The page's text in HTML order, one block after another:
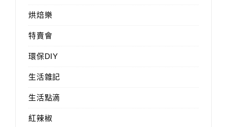
烘焙樂
特賣會
環保DIY
生活雜記
生活點滴
紅辣椒